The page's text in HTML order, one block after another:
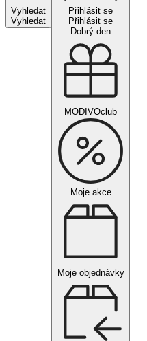
Vyhledat
Vyhledat
Přihlásit se
Přihlásit se
Dobrý den
MODIVOclub
Moje akce
Moje objednávky